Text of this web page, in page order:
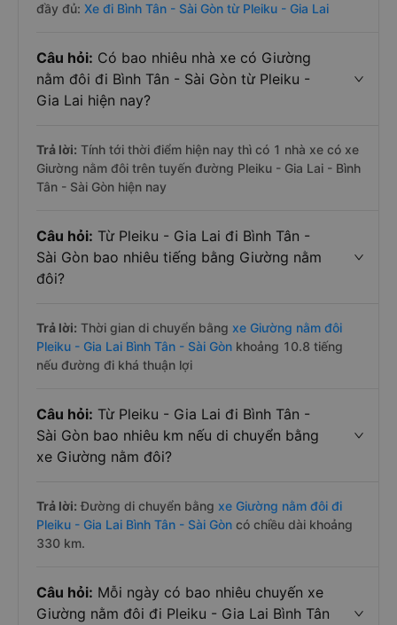
đầy đủ: Xe đi Bình Tân - Sài Gòn từ Pleiku - Gia Lai
Câu hỏi: Có bao nhiêu nhà xe có Giường
nằm đôi đi Bình Tân - Sài Gòn từ Pleiku -
Gia Lai hiện nay?
Trả lời: Tính tới thời điểm hiện nay thì có 1 nhà xe có xe
Giường nằm đôi trên tuyến đường Pleiku - Gia Lai - Bình
Tân - Sài Gòn hiện nay
Câu hỏi: Từ Pleiku - Gia Lai đi Bình Tân -
Sài Gòn bao nhiêu tiếng bằng Giường nằm
đôi?
Trả lời: Thời gian di chuyển bằng xe Giường nằm đôi
Pleiku - Gia Lai Bình Tân - Sài Gòn khoảng 10.8 tiếng
nếu đường đi khá thuận lợi
Câu hỏi: Từ Pleiku - Gia Lai đi Bình Tân -
Sài Gòn bao nhiêu km nếu di chuyển bằng
xe Giường nằm đôi?
Trả lời: Đường di chuyển bằng xe Giường nằm đôi đi
Pleiku - Gia Lai Bình Tân - Sài Gòn có chiều dài khoảng
330 km.
Câu hỏi: Mỗi ngày có bao nhiêu chuyến xe
Giường nằm đôi đi Pleiku - Gia Lai Bình Tân